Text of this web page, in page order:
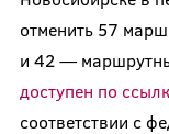
отменить 57
и 42 —
доступен по
соответствии с